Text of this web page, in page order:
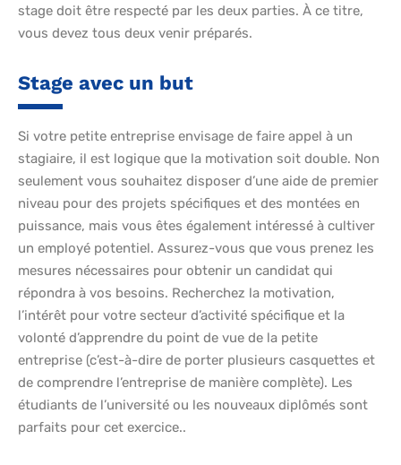
stage doit être respecté par les deux parties. À ce titre,
vous devez tous deux venir préparés.
Stage avec un but
Si votre petite entreprise envisage de faire appel à un
stagiaire, il est logique que la motivation soit double. Non
seulement vous souhaitez disposer d’une aide de premier
niveau pour des projets spécifiques et des montées en
puissance, mais vous êtes également intéressé à cultiver
un employé potentiel. Assurez-vous que vous prenez les
mesures nécessaires pour obtenir un candidat qui
répondra à vos besoins. Recherchez la motivation,
l’intérêt pour votre secteur d’activité spécifique et la
volonté d’apprendre du point de vue de la petite
entreprise (c’est-à-dire de porter plusieurs casquettes et
de comprendre l’entreprise de manière complète). Les
étudiants de l’université ou les nouveaux diplômés sont
parfaits pour cet exercice..